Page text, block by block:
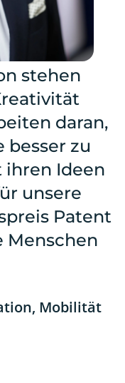
stehen
daran,
besser zu
ihren Ideen
unsere
Patent
Menschen
Mobilität